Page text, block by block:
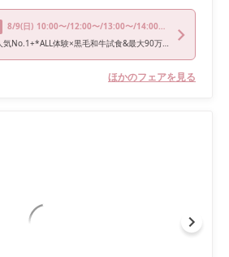
8/9(日) 10:00〜/12:00〜/13:00〜/14:00〜/15:00〜
夏SP*+当館人気No.1+*ALL体験×黒毛和牛試食&最大90万特典付
ほかのフェアを見る